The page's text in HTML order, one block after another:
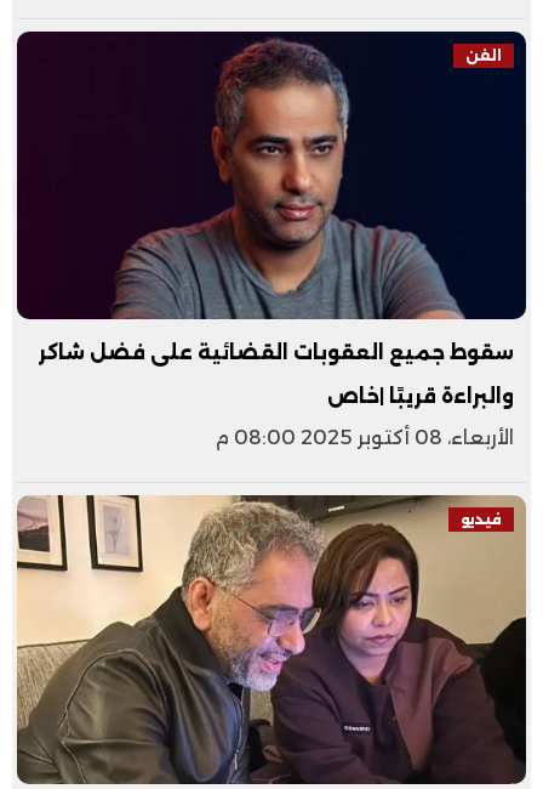
الفن
سقوط جميع العقوبات القضائية على فضل شاكر
والبراءة قريبًا |خاص
الأربعاء، 08 أكتوبر 2025 08:00 م
فيديو